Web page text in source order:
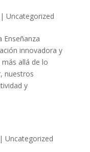
| Uncategorized
Enseñanza
innovadora y
allá de lo
nuestros
y
Uncategorized